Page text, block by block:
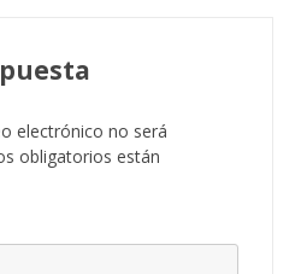
electrónico no será
obligatorios están